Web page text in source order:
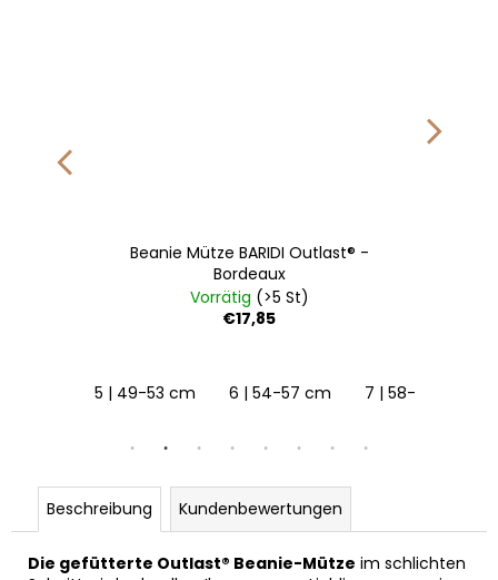
Beanie Mütze BARIDI Outlast® -
Bordeaux
Vorrätig (>5 St)
€17,85
5 | 49-53 cm 6 | 54-57 cm 7 | 58-62 cm
Beschreibung Kundenbewertungen
Die gefütterte Outlast® Beanie-Mütze im schlichten